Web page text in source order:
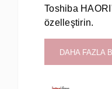
Toshiba
özelleştirin.
DAHA FAZLA